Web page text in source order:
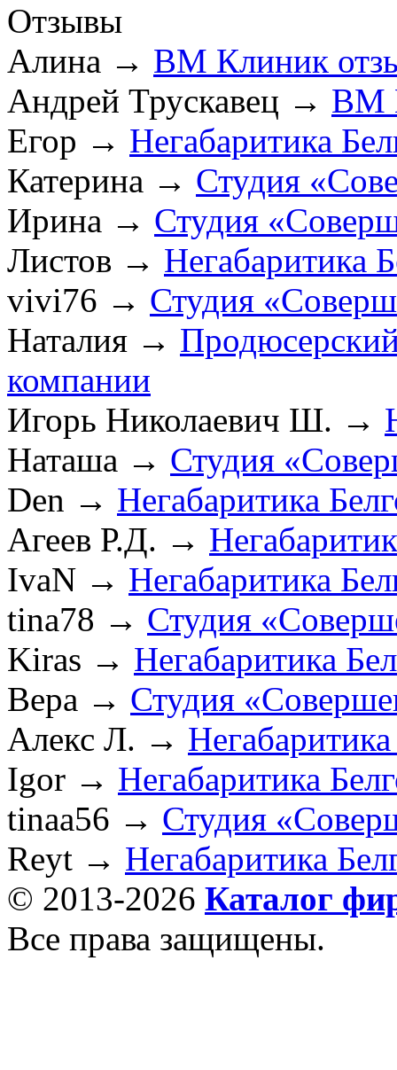
Отзывы
Алина → ВМ Клиник
Андрей Трускавец → ВМ
Егор → Негабаритика
Катерина → Студия
Ирина → Студия
Листов → Негабаритика
vivi76 → Студия
Наталия →
компании
Игорь Николаевич Ш. →
Наташа → Студия
Den → Негабаритика
Агеев Р.Д. →
IvaN → Негабаритика
tina78 → Студия
Kiras → Негабаритика
Вера → Студия
Алекс Л. →
Igor → Негабаритика
tinaa56 → Студия
Reyt → Негабаритика
© 2013-2026 Каталог
Все права защищены.